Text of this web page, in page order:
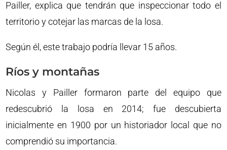
Pailler, explica que tendrán que inspeccionar todo el
territorio y cotejar las marcas de la losa.
Según él, este trabajo podría llevar 15 años.
Ríos y montañas
Nicolas y Pailler formaron parte del equipo que
redescubrió la losa en 2014; fue descubierta
inicialmente en 1900 por un historiador local que no
comprendió su importancia.